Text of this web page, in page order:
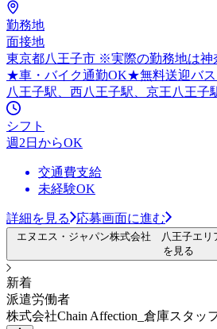
勤務地
面接地
東京都八王子市 ※実際の勤務地は神
★車・バイク通勤OK★無料送迎バス
八王子駅、西八王子駅、京王八王子
シフト
週2日からOK
交通費支給
未経験OK
詳細を見る 応募画面に進む
エヌエス・ジャパン株式会社 八王子エリ
を見る
新着
派遣労働者
株式会社Chain Affection_倉庫スタッ